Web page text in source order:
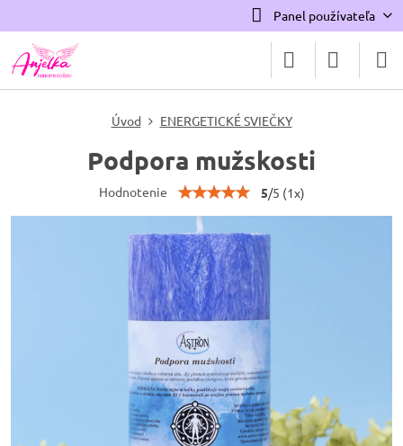
Panel používateľa
Úvod ENERGETICKÉ SVIEČKY
Podpora mužskosti
Hodnotenie 5/5 (1x)